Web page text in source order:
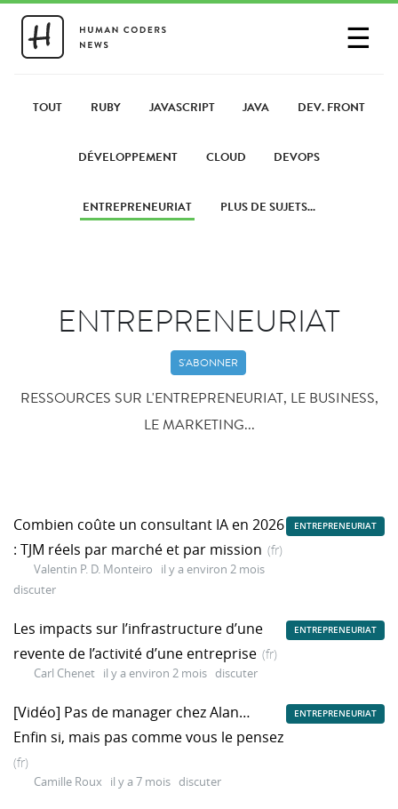
☰
PARTAGER UN LIEN
TOUT RUBY JAVASCRIPT JAVA DEV. FRONT
DÉVELOPPEMENT CLOUD DEVOPS
ENTREPRENEURIAT PLUS DE SUJETS...
ENTREPRENEURIAT
S'ABONNER
RESSOURCES SUR L'ENTREPRENEURIAT, LE BUSINESS,
LE MARKETING...
Combien coûte un consultant IA en 2026
: TJM réels par marché et par mission (fr)
Valentin P. D. Monteiro
il y a environ 2 mois
discuter
ENTREPRENEURIAT
Les impacts sur l’infrastructure d’une
revente de l’activité d’une entreprise (fr)
Carl Chenet il y a environ 2 mois discuter
ENTREPRENEURIAT
[Vidéo] Pas de manager chez Alan…
Enfin si, mais pas comme vous le pensez
(fr)
Camille Roux il y a 7 mois discuter
ENTREPRENEURIAT